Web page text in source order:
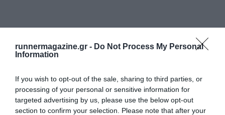
runnermagazine.gr - Do Not Process My Personal
Information
If you wish to opt-out of the sale, sharing to third parties, or
processing of your personal or sensitive information for
targeted advertising by us, please use the below opt-out
section to confirm your selection. Please note that after your